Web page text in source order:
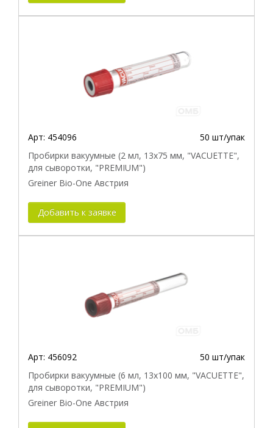
Арт: 454096
50 шт/упак
Пробирки вакуумные (2 мл, 13х75 мм, "VACUETTE",
для сыворотки, "PREMIUM")
Greiner Bio-One Австрия
Добавить к заявке
Арт: 456092
50 шт/упак
Пробирки вакуумные (6 мл, 13х100 мм, "VACUETTE",
для сыворотки, "PREMIUM")
Greiner Bio-One Австрия